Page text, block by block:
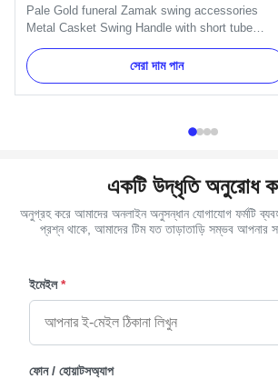
Pale Gold funeral Zamak swing accessories
Metal Casket Swing Handle with short tube
H9023 handle or H9023 long handle. Main
decorate the short side of the coffin. Item Name
TX-Model H9023 Material Zinc alloy Color
সেরা দাম পান
একটি উদ্ধৃতি অনুরোধ
অনুগ্রহ করে আমাদের অনলাইন অনুসন্ধান যোগাযোগ ফর্মটি
প্রশ্ন থাকে, আমাদের টিম যত তাড়াতাড়ি সম্ভব আপনার
ইমেইল *
ফোন / হোয়াটসঅ্যাপ